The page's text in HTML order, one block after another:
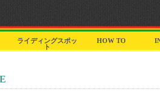
ライディングスポッ
ト
HOW TO